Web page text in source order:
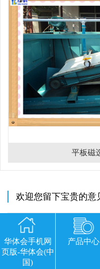
平板磁
欢迎您留下宝贵的意
华体会手机网
页版-华体会(中
国)
产品中心